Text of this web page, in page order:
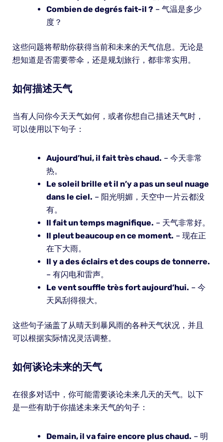
Combien de degrés fait-il ? – 气温是多少
度？
这些问题将帮助你获得当前和未来的天气信息。无论是
想知道是否需要带伞，还是规划旅行，都非常实用。
如何描述天气
当有人问你今天天气如何，或者你想自己描述天气时，
可以使用以下句子：
Aujourd’hui, il fait très chaud. – 今天非常
热。
Le soleil brille et il n’y a pas un seul nuage
dans le ciel. – 阳光明媚，天空中一片云都没
有。
Il fait un temps magnifique. – 天气非常好。
Il pleut beaucoup en ce moment. – 现在正
在下大雨。
Il y a des éclairs et des coups de tonnerre.
– 有闪电和雷声。
Le vent souffle très fort aujourd’hui. – 今
天风刮得很大。
这些句子涵盖了从晴天到暴风雨的各种天气状况，并且
可以根据实际情况灵活调整。
如何谈论未来的天气
在很多对话中，你可能需要谈论未来几天的天气。以下
是一些有助于你描述未来天气的句子：
Demain, il va faire encore plus chaud. – 明